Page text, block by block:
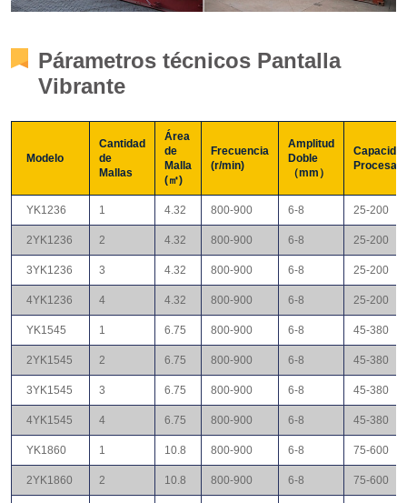
Párametros técnicos Pantalla
Vibrante
Modelo
Cantidad
de
Mallas
Área
de
Malla
(㎡)
Frecuencia
(r/min)
Amplitud
Doble
（mm）
YK1236 1 4.32 800-900 6-8 25-200
2YK1236 2 4.32 800-900 6-8 25-200
3YK1236 3 4.32 800-900 6-8 25-200
4YK1236 4 4.32 800-900 6-8 25-200
YK1545 1 6.75 800-900 6-8 45-380
2YK1545 2 6.75 800-900 6-8 45-380
3YK1545 3 6.75 800-900 6-8 45-380
4YK1545 4 6.75 800-900 6-8 45-380
YK1860 1 10.8 800-900 6-8 75-600
2YK1860 2 10.8 800-900 6-8 75-600